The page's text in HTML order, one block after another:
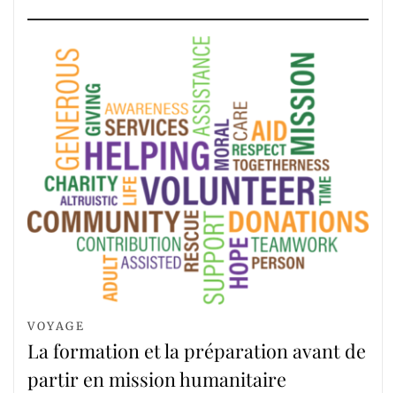
VOYAGE
La formation et la préparation avant de
partir en mission humanitaire